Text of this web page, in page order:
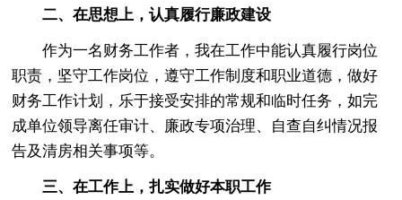
二、在思想上，认真履行廉政建设
作为一名财务工作者，我在工作中能认真履行岗位
职责，坚守工作岗位，遵守工作制度和职业道德，做好
财务工作计划，乐于接受安排的常规和临时任务，如完
成单位领导离任审计、廉政专项治理、自查自纠情况报
告及清房相关事项等。
三、在工作上，扎实做好本职工作